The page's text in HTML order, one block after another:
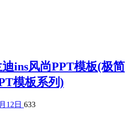
ins风尚PPT模板(极简
模板系列)
12日 633